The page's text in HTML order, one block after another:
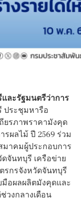
ละรัฐมนตรีว่าการ
ประชุมหารือ
ยรภาพราคามังคุด
รผลไม้ ปี 2569 ร่วม
าคมผู้ประกอบการ
จันทบุรี เครือข่าย
กรจังหวัดจันทบุรี
อผลผลิตมังคุดและ
วงกลางเดือน